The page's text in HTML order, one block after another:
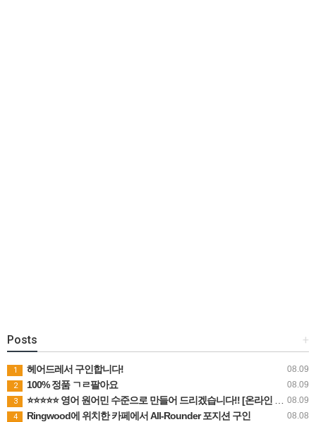
+
Posts
08.09
1 헤어드레서 구인합니다!
08.09
2 100% 정품 ㄱㄹ팔아요
08.09
3 ⭐⭐⭐⭐⭐ 영어 원어민 수준으로 만들어 드리겠습니다!! [온라인 트라이얼 및 수업가능] + 학생후기
08.08
4 Ringwood에 위치한 카페에서 All-Rounder 포지션 구인